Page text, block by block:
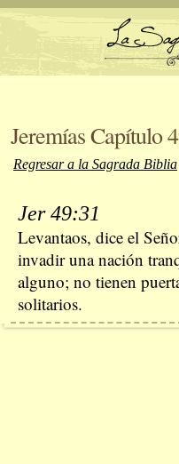
Jeremías Capítulo
Regresar a la Sagrada Biblia
Jer 49:31
Levantaos, dice el
invadir una nación
alguno; no tienen
solitarios.